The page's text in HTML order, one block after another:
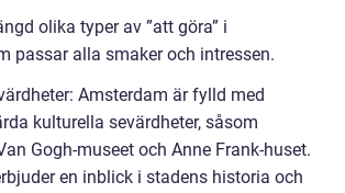
olika typer av ”att göra” i
passar alla smaker och intressen.
Amsterdam är fylld med
kulturella sevärdheter, såsom
Gogh-museet och Anne Frank-huset.
en inblick i stadens historia och